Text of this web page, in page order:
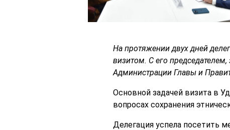
На протяжении двух дней
визитом. С его
Администрации Главы и
Основной задачей визита в
вопросах сохранения
Делегация успела посетить